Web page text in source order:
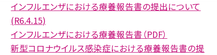
インフルエンザにおける療養報告書の提出について
(R6.4.15)
インフルエンザにおける療養報告書（PDF）
新型コロナウイルス感染症における療養報告書の提